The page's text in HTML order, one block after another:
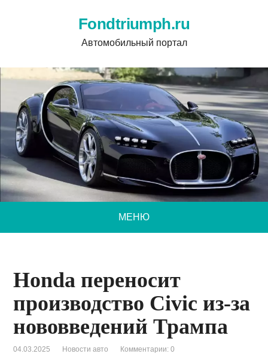
Fondtriumph.ru
Автомобильный портал
МЕНЮ
Honda переносит
производство Civic из-за
нововведений Трампа
04.03.2025 Новости авто Комментарии: 0